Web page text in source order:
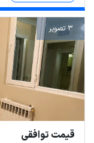
3 تصویر
قیمت توافقی